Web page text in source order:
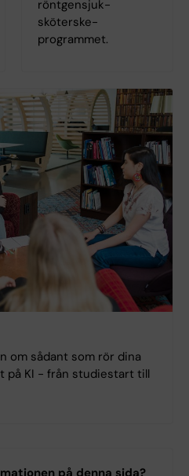
röntgensjuk­
sköterske­
programmet.
om sådant som rör dina
på KI - från studiestart till